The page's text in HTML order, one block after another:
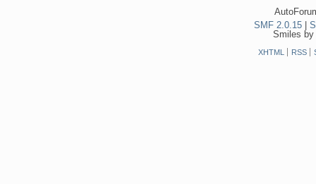
SMF 2.0.15
Smiles
XHTML RSS